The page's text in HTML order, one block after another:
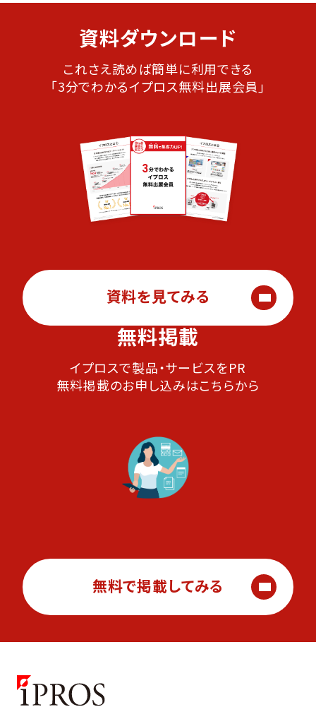
資料ダウンロード
これさえ読めば簡単に利用できる
「3分でわかるイプロス無料出展会員」
資料を見てみる
無料掲載
イプロスで製品・サービスをPR
無料掲載のお申し込みはこちらから
無料で掲載してみる